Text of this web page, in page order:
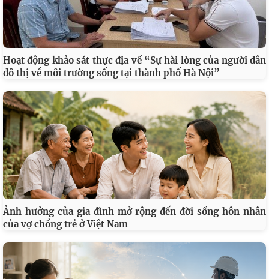
Hoạt động khảo sát thực địa về “Sự hài lòng của người dân
đô thị về môi trường sống tại thành phố Hà Nội”
Ảnh hưởng của gia đình mở rộng đến đời sống hôn nhân
của vợ chồng trẻ ở Việt Nam